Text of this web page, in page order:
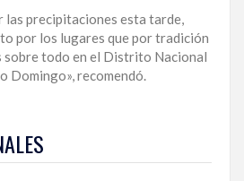
las precipitaciones esta tarde,
por los lugares que por tradición
sobre todo en el Distrito Nacional
Domingo», recomendó.